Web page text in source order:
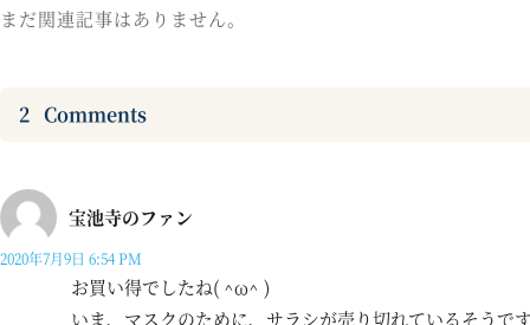
まだ関連記事はありません。
2 Comments
宝池寺のファン
2020年7月9日 6:54 PM
お買い得でしたね( ^ω^ )
いま、マスクのために、サラシが売り切れているそうで